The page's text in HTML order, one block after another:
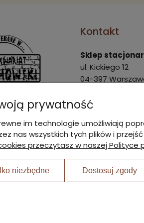
plebiscycie:
Kontakt
Sklep
ul. Kickiego 12
04-397
Pon. - Pt.: 9:00 -
Sob.: 9:00 - 15:00
22 870 21 23
510 445 596
prywatność
im technologie umożliwiają
nas wszystkich tych plików i
przeczytasz w naszej Polityce
niezbędne Dostosuj zgody